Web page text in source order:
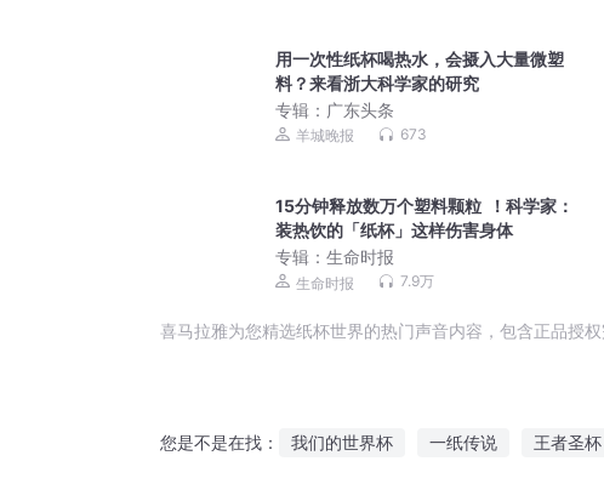
用一次性纸杯喝热水，会摄入大量微塑
料？来看浙大科学家的研究
专辑： 广东头条
羊城晚报 673
15分钟释放数万个塑料颗粒 ！科学家：
装热饮的「纸杯」这样伤害身体
专辑： 生命时报
生命时报 7.9万
喜马拉雅为您精选纸杯世界的热门声音内容，包含正品授
您是不是在找： 我们的世界杯 一纸传说 王者圣杯